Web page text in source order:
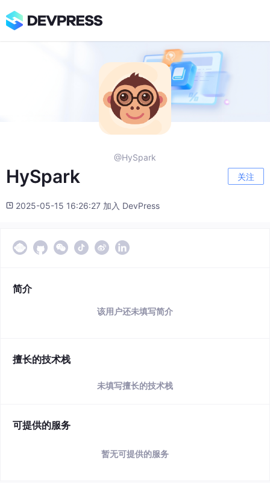
@HySpark
HySpark 关注
2025-05-15 16:26:27 加入 DevPress
简介
该用户还未填写简介
擅长的技术栈
未填写擅长的技术栈
可提供的服务
暂无可提供的服务